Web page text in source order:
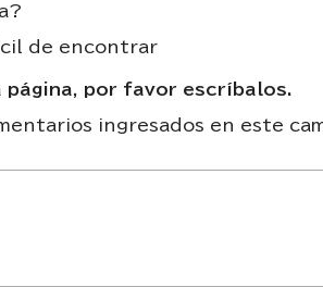
de encontrar
por favor escríbalos.
ingresados en este